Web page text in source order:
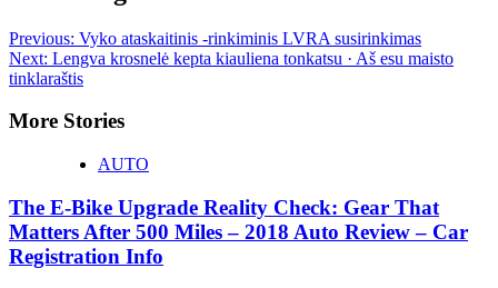
Previous: Vyko ataskaitinis -rinkiminis LVRA susirinkimas
Next: Lengva krosnelė kepta kiauliena tonkatsu · Aš esu maisto
tinklaraštis
More Stories
AUTO
The E-Bike Upgrade Reality Check: Gear That
Matters After 500 Miles – 2018 Auto Review – Car
Registration Info